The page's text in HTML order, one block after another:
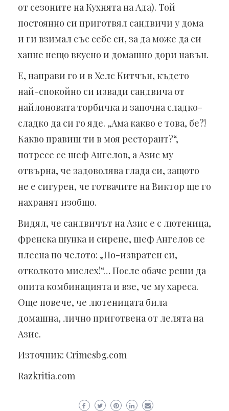
от сезоните на Кухнята на Ада). Той
постоянно си приготвял сандвичи у дома
и ги взимал със себе си, за да може да си
хапне нещо вкусно и домашно дори навън.
Е, направи го и в Хелс Китчън, където
най-спокойно си извади сандвича от
найлоновата торбичка и започна сладко-
сладко да си го яде. „Ама какво е това, бе?!
Какво правиш ти в моя ресторант?“,
потресе се шеф Ангелов, а Азис му
отвърна, че задоволява глада си, защото
не е сигурен, че готвачите на Виктор ще го
нахранят изобщо.
Видял, че сандвичът на Азис е с лютеница,
френска шунка и сирене, шеф Ангелов се
плесна по челото: „По-извратен си,
отколкото мислех!“… После обаче реши да
опита комбинацията и взе, че му хареса.
Още повече, че лютеницата била
домашна, лично приготвена от лелята на
Азис.
Източник: Crimesbg.com
Razkritia.com